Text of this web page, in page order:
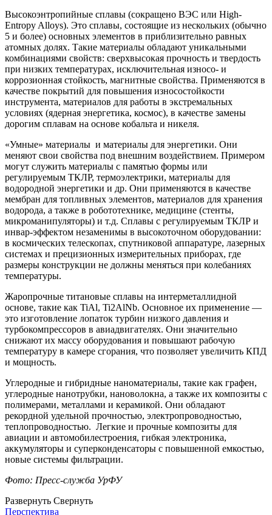
Высокоэнтропийные сплавы (сокращено ВЭС или High-
Entropy Alloys). Это сплавы, состоящие из нескольких (обычно
5 и более) основных элементов в приблизительно равных
атомных долях. Такие материалы обладают уникальными
комбинациями свойств: сверхвысокая прочность и твердость
при низких температурах, исключительная износо- и
коррозионная стойкость, магнитные свойства. Применяются в
качестве покрытий для повышения износостойкости
инструмента, материалов для работы в экстремальных
условиях (ядерная энергетика, космос), в качестве замены
дорогим сплавам на основе кобальта и никеля.
«Умные» материалы и материалы для энергетики. Они
меняют свои свойства под внешним воздействием. Примером
могут служить материалы с памятью формы или
регулируемым ТКЛР, термоэлектрики, материалы для
водородной энергетики и др. Они применяются в качестве
мембран для топливных элементов, материалов для хранения
водорода, а также в робототехнике, медицине (стенты,
микроманипуляторы) и т.д. Сплавы с регулируемым ТКЛР и
инвар-эффектом незаменимы в высокоточном оборудовании:
в космических телескопах, спутниковой аппаратуре, лазерных
системах и прецизионных измерительных приборах, где
размеры конструкции не должны меняться при колебаниях
температуры.
Жаропрочные титановые сплавы на интерметаллидной
основе, такие как TiAl, Ti2AlNb. Основное их применение —
это изготовление лопаток турбин низкого давления и
турбокомпрессоров в авиадвигателях. Они значительно
снижают их массу оборудования и повышают рабочую
температуру в камере сгорания, что позволяет увеличить КПД
и мощность.
Углеродные и гибридные наноматериалы, такие как графен,
углеродные нанотрубки, нановолокна, а также их композиты с
полимерами, металлами и керамикой. Они обладают
рекордной удельной прочностью, электропроводностью,
теплопроводностью. Легкие и прочные композиты для
авиации и автомобилестроения, гибкая электроника,
аккумуляторы и суперконденсаторы с повышенной емкостью,
новые системы фильтрации.
Фото: Пресс-служба УрФУ
Развернуть Свернуть
Перспектива